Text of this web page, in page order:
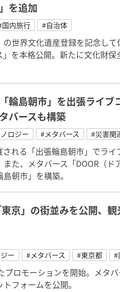
を追加
国内旅行 #自治体
世界文化遺産登録を記念し
を本格公開。新たに文化財
輪島朝市」を出張ライブ
バースも構築
ロジー #メタバース #災害関
れる「出張輪島朝市」でラ
た、メタバース「DOOR（ド
朝市」を構築。
京」の街並みを公開、
ー #メタバース #東京都 #
プロモーションを開始。メタ
フォームを公開。